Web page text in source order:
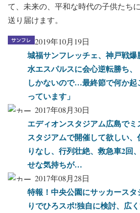
て、未来の、平和な時代の子供たち
送り届けます。
2019年10月19日
城福サンフレッチェ、神戸戦
水エスパルスに会心逆転勝ち
しかないので…最終節で何か起
っています」
2017年08月30日
エディオンスタジアム広島で
スタジアムで開催して欲しい
りなし、行列壮絶、救急車2回
せな気持ちが…
2017年08月28日
特報！中央公園にサッカースタ
りでひろスポ!独自に検討、広